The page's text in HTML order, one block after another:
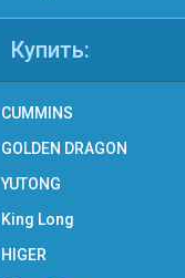
Купить:
CUMMINS
GOLDEN DRAGON
YUTONG
King Long
HIGER